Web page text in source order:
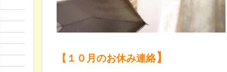
【１０月のお休み連絡】